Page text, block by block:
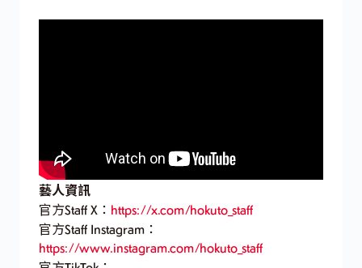
藝人資訊
官方Staff X： https://x.com/hokuto_staff
官方Staff Instagram：
https://www.instagram.com/hokuto_staff